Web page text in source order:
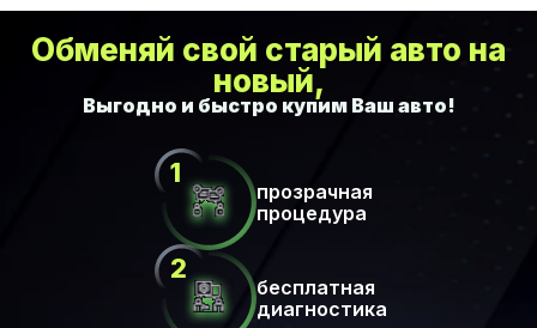
Обменяй свой старый авто на
новый,
прозрачная
процедура
бесплатная
диагностика